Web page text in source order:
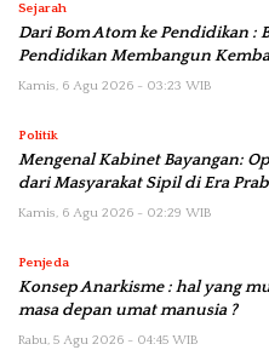
Sejarah
Dari Bom Atom ke Pendidikan :
Pendidikan Membangun
Kamis, 6 Agu 2026 - 03:23 WIB
Politik
Mengenal Kabinet Bayangan:
dari Masyarakat Sipil di Era
Kamis, 6 Agu 2026 - 02:29 WIB
Penjeda
Konsep Anarkisme : hal yang
masa depan umat manusia ?
Rabu, 5 Agu 2026 - 04:45 WIB